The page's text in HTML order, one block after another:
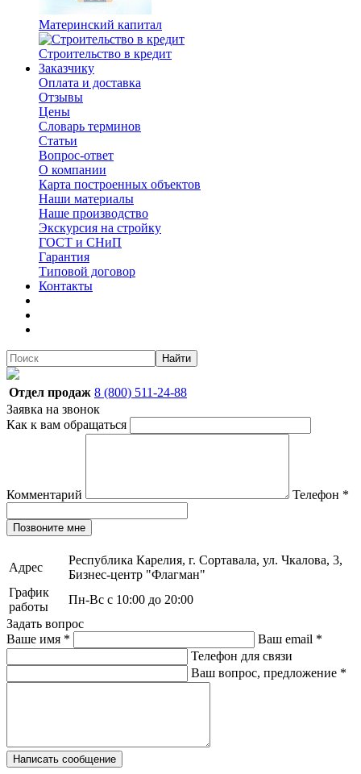
Материнский капитал
Строительство в кредит
Заказчику
Оплата и доставка
Отзывы
Цены
Словарь терминов
Статьи
Вопрос-ответ
О компании
Карта построенных объектов
Наши материалы
Наше производство
Экскурсия на стройку
ГОСТ и СНиП
Гарантия
Типовой договор
Контакты
Найти
Отдел продаж 8 (800) 511-24-88
Заявка на звонок
Как к вам обращаться
Комментарий Телефон *
Позвоните мне
Адрес
Республика Карелия, г. Сортавала, ул. Чкалова, 3,
Бизнес-центр "Флагман"
График
работы
Пн-Вс с 10:00 до 20:00
Задать вопрос
Ваше имя * Ваш email *
Телефон для связи
Ваш вопрос, предложение *
Написать сообщение